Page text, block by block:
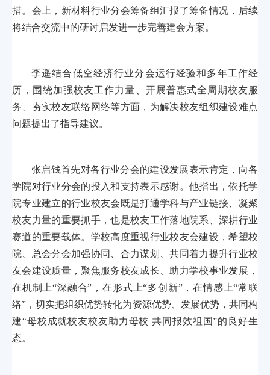
措。会上，新材料行业分会筹备组汇报了筹备情况，后续
将结合交流中的研讨启发进一步完善建会方案。
李遥结合低空经济行业分会运行经验和多年工作经
历，围绕加强校友工作力量、开展普惠式全周期校友服
务、夯实校友联络网络等方面，为解决校友组织建设难点
问题提出了指导建议。
张启钱首先对各行业分会的建设发展表示肯定，向各
学院对行业分会的投入和支持表示感谢。他指出，依托学
院专业建立的行业校友会既是打通学科与产业链接、凝聚
校友力量的重要抓手，也是校友工作落地院系、深耕行业
赛道的重要载体。学校高度重视行业校友会建设，希望校
院、总会分会加强协同、合力谋划、共同着力提升行业校
友会建设质量，聚焦服务校友成长、助力学校事业发展，
在机制上“深融合”，在形式上“多创新”，在情感上“常联
络”，切实把组织优势转化为资源优势、发展优势，共同构
建“母校成就校友校友助力母校 共同报效祖国”的良好生
态。